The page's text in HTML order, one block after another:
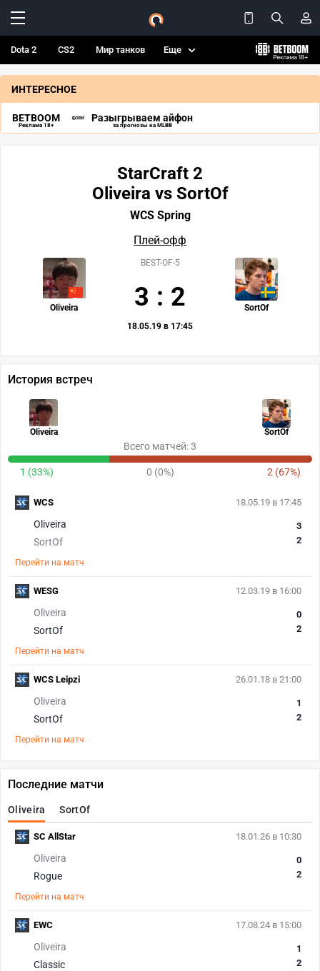
Dota 2 CS2 Мир танков Еще
ИНТЕРЕСНОЕ
BETBOOM
Реклама 18+
Разыгрываем айфон
за прогнозы на MLBB
StarCraft 2
Oliveira vs SortOf
WCS Spring
Плей-офф
Oliveira SortOf
BEST-OF-5
3 : 2
18.05.19 в 17:45
История встреч
Oliveira SortOf
Всего матчей: 3
1 (33%) 0 (0%) 2 (67%)
18.05.19 в 17:45
Oliveira
SortOf
3
2
Перейти на матч
WCS
12.03.19 в 16:00
Oliveira
SortOf
0
2
Перейти на матч
WESG
26.01.18 в 21:00
Oliveira
SortOf
1
2
Перейти на матч
WCS Leipzi
Последние матчи
Oliveira SortOf
18.01.26 в 10:30
Oliveira
Rogue
0
2
Перейти на матч
SC AllStar
17.08.24 в 15:00
Oliveira
Classic
1
2
EWC